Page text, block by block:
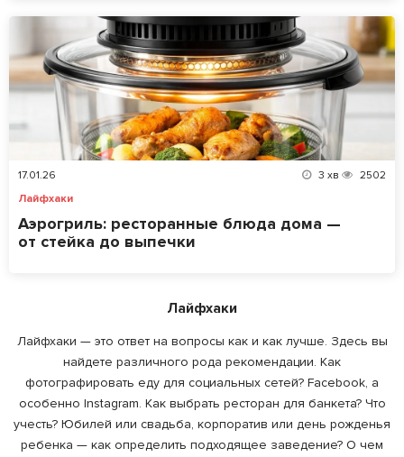
17.01.26 3 хв
2502
Лайфхаки
Аэрогриль: ресторанные блюда дома —
от стейка до выпечки
Лайфхаки
Лайфхаки — это ответ на вопросы как и как лучше. Здесь вы
найдете различного рода рекомендации. Как
фотографировать еду для социальных сетей? Facebook, а
особенно Instagram. Как выбрать ресторан для банкета? Что
учесть? Юбилей или свадьба, корпоратив или день рожденья
ребенка — как определить подходящее заведение? О чем